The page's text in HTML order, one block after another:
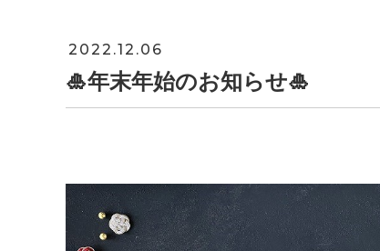
🎍年末年始のお知らせ🎍
2022.12.06